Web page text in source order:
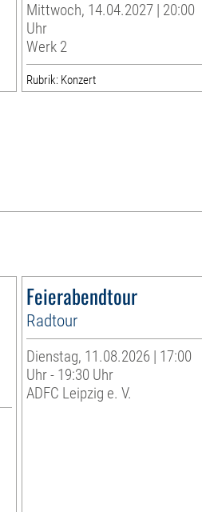
Mittwoch, 14.04.2027 | 20:00
Uhr
Werk 2
Rubrik: Konzert
Feierabendtour
Radtour
Dienstag, 11.08.2026 | 17:00
Uhr - 19:30 Uhr
ADFC Leipzig e. V.